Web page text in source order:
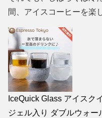
間、アイスコーヒーを楽
IceQuick Glass アイスク
ジェル入り ダブルウォー